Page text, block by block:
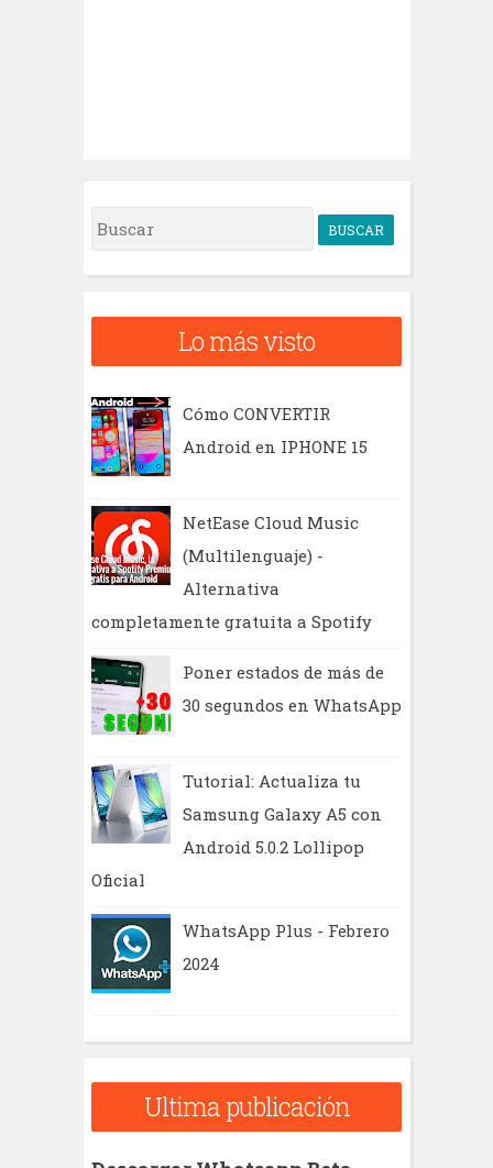
B
u
c
Lo más visto
Cómo CONVERTIR
Android en IPHONE 15
NetEase Cloud Music
(Multilenguaje) -
Alternativa
completamente gratuita a Spotify
Poner estados de más de
30 segundos en WhatsApp
Tutorial: Actualiza tu
Samsung Galaxy A5 con
Android 5.0.2 Lollipop
Oficial
WhatsApp Plus - Febrero
2024
Ultima publicación